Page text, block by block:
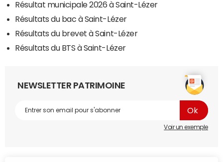
Résultat municipale 2026 à Saint-Lézer
Résultats du bac à Saint-Lézer
Résultats du brevet à Saint-Lézer
Résultats du BTS à Saint-Lézer
NEWSLETTER PATRIMOINE
Voir un exemple